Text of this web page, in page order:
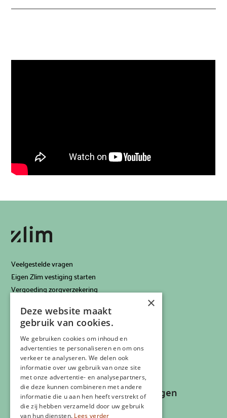
Veelgestelde vragen
Eigen Zlim vestiging starten
Vergoeding zorgverzekering
Privacyverklaring
Cookiebeleid
Klachtenregeling
Algemene voorwaarden
Contactgegevens
Recepten, inspiratie en aanbiedingen
ontvangen?
×
Deze website maakt
gebruik van cookies.
We gebruiken cookies om inhoud en
advertenties te personaliseren en om ons
verkeer te analyseren. We delen ook
informatie over uw gebruik van onze site
met onze advertentie- en analysepartners,
die deze kunnen combineren met andere
informatie die u aan hen heeft verstrekt of
die zij hebben verzameld door uw gebruik
van hun diensten. Lees verder